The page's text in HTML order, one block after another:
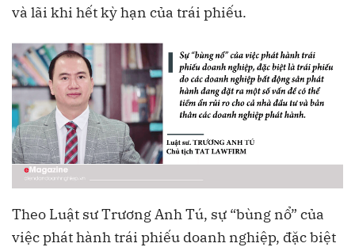
và lãi khi hết kỳ hạn của trái phiếu.
Theo Luật sư Trương Anh Tú, sự “bùng nổ” của
việc phát hành trái phiếu doanh nghiệp, đặc biệt